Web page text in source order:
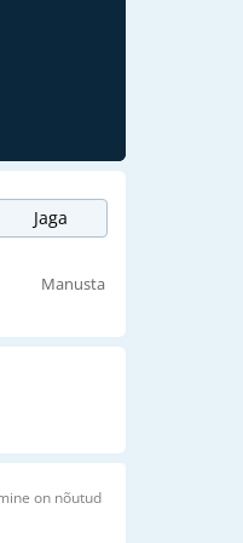
Jaga
Manusta
on nõutud